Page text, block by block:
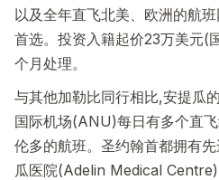
以及全年直飞北美、欧洲的航
首选。投资入籍起价23万美元(
个月处理。
与其他加勒比同行相比,安提瓜
国际机场(ANU)每日有多个直
伦多的航班。圣约翰首都拥有
瓜医院(Adelin Medical